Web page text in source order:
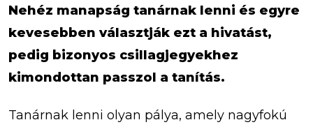
Nehéz manapság tanárnak lenni és egyre
kevesebben választják ezt a hivatást,
pedig bizonyos csillagjegyekhez
kimondottan passzol a tanítás.
Tanárnak lenni olyan pálya, amely nagyfokú